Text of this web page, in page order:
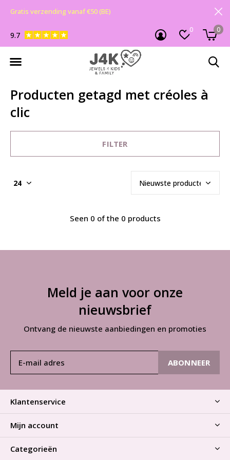
0 0
9.7
Gratis verzending vanaf €50 (BE)
Producten getagd met créoles à
clic
FILTER
Seen 0 of the 0 products
Meld je aan voor onze
nieuwsbrief
Ontvang de nieuwste aanbiedingen en promoties
ABONNEER
Klantenservice
Mijn account
Categorieën